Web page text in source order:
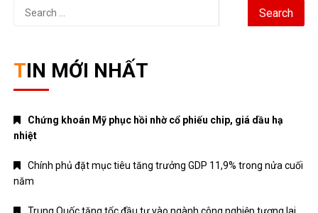
Search
TIN MỚI NHẤT
Chứng khoán Mỹ phục hồi nhờ cổ phiếu chip, giá dầu hạ
nhiệt
Chính phủ đặt mục tiêu tăng trưởng GDP 11,9% trong nửa cuối
năm